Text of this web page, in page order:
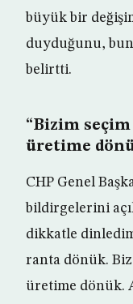
büyük bir
duyduğunu,
belirtti.
“Bizim
üretime
CHP Genel
bildirgelerini
dikkatle
ranta dönük.
üretime dönük.